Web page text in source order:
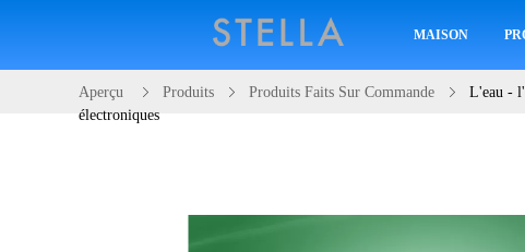
MAISON
Aperçu Produits Produits Faits Sur Commande
L'eau -
électroniques